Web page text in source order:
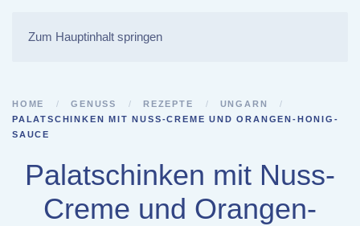
Zum Hauptinhalt springen
HOME GENUSS REZEPTE
UNGARN
PALATSCHINKEN MIT NUSS-CREME UND ORANGEN-HONIG-
SAUCE
Palatschinken mit Nuss-
Creme und Orangen-